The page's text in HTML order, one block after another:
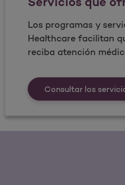
Los programas y
Healthcare facilitan
reciba atención
Consultar los